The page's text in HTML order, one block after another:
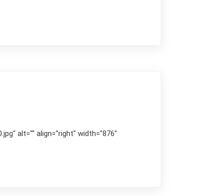
alt="" align="right" width="876"